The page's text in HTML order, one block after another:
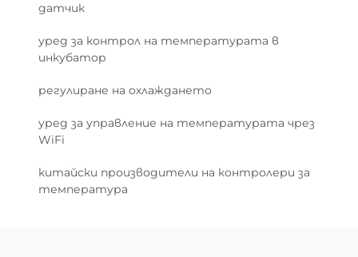
датчик
уред за контрол на температурата в
инкубатор
регулиране на охлаждането
уред за управление на температурата чрез
WiFi
китайски производители на контролери за
температура